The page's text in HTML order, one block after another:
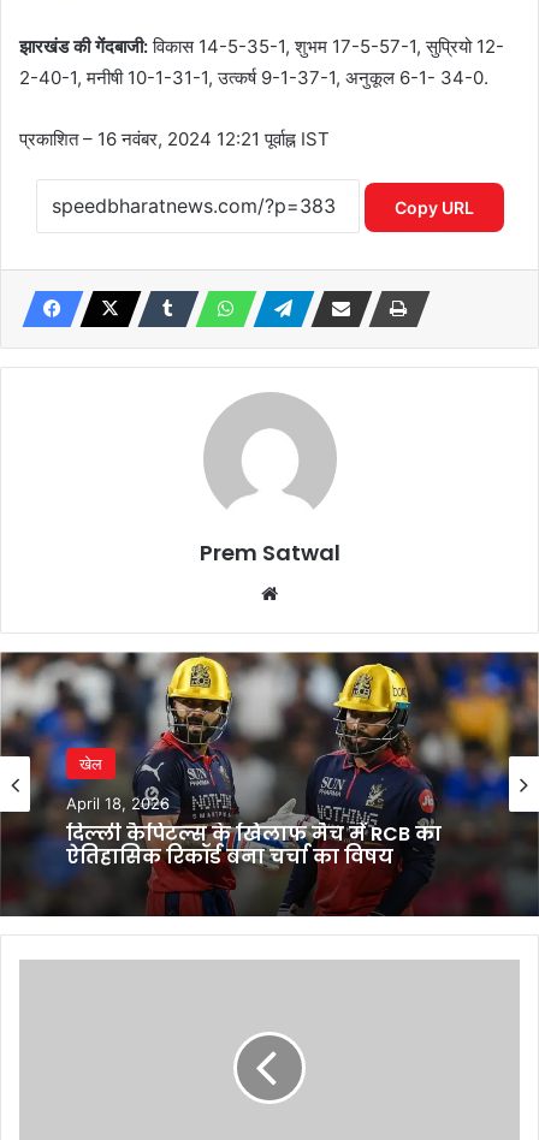
झारखंड की गेंदबाजी:विकास 14-5-35-1, शुभम 17-5-57-1, सुप्रियो 12-
2-40-1, मनीषी 10-1-31-1, उत्कर्ष 9-1-37-1, अनुकूल 6-1- 34-0.
प्रकाशित– 16 नवंबर, 2024 12:21 पूर्वाह्न IST
Copy URL
Prem Satwal
खेल
April 18, 2026
दिल्ली कैपिटल्स के खिलाफ मैच में RCB का
ऐतिहासिक रिकॉर्ड बना चर्चा का विषय